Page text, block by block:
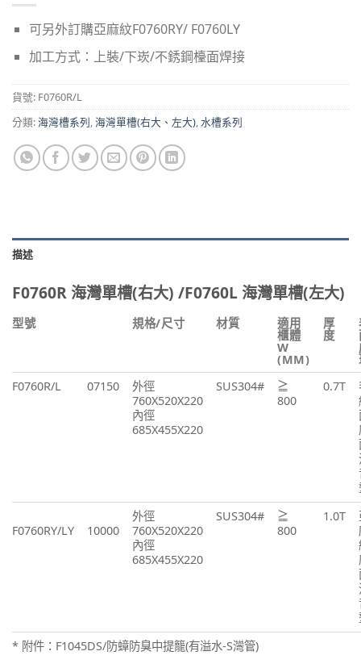
可另外訂購亞麻紋F0760RY/ F0760LY
加工方式：上裝/下崁/不銹鋼檯面焊接
貨號: F0760R/L
分類:海灣槽系列,海灣單槽(右大、左大),水槽系列
描述
F0760R 海灣單槽(右大) /F0760L 海灣單槽(左大)
型號 規格/尺寸 材質 適用
櫃體
W
(MM)
厚
度
F0760R/L
07150
外徑
760X520X220
內徑
685X455X220
SUS304#
≧
800
0.7T
F0760RY/LY 10000
外徑
760X520X220
內徑
685X455X220
SUS304#
≧
800
1.0T
* 附件：F1045DS/防蟑防臭中提籠(有溢水-S灣管)